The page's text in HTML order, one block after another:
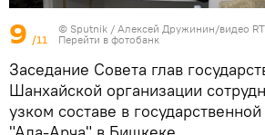
9 /11
© Sputnik / Алексей Дружинин/видео RT
Перейти в фотобанк
Заседание Совета глав
Шанхайской организации
узком составе в